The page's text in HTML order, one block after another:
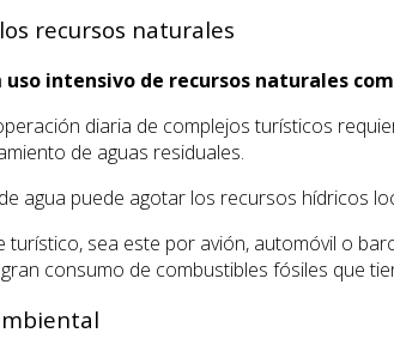
recursos naturales
uso intensivo de recursos naturales
diaria de complejos turísticos
de aguas residuales.
agua puede agotar los recursos hídricos
turístico, sea este por avión, automóvil o
consumo de combustibles fósiles que